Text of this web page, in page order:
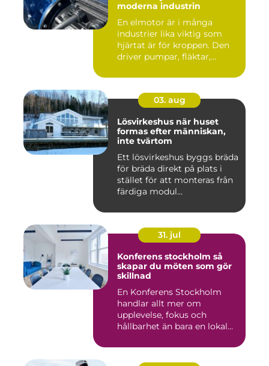
moderna industrin
En elmotor är i många
industrier lika viktig som
hjärtat är för kroppen. Den
driver pumpar, fläktar,...
03. aug
Lösvirkeshus när huset
formas efter människan,
inte tvärtom
Ett lösvirkeshus byggs bräda
för bräda direkt på plats i
stället för att monteras från
färdiga modul...
31. jul
Konferens stockholm så
skapar du möten som gör
skillnad
En Konferens Stockholm
handlar allt mer om
upplevelse, fokus och
hållbarhet än bara en lokal